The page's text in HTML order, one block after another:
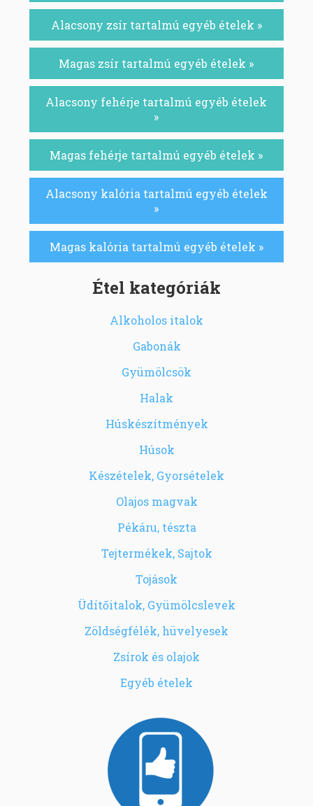
Alacsony zsír tartalmú egyéb ételek »
Magas zsír tartalmú egyéb ételek »
Alacsony fehérje tartalmú egyéb ételek
»
Magas fehérje tartalmú egyéb ételek »
Alacsony kalória tartalmú egyéb ételek
»
Magas kalória tartalmú egyéb ételek »
Étel kategóriák
Alkoholos italok
Gabonák
Gyümölcsök
Halak
Húskészítmények
Húsok
Készételek, Gyorsételek
Olajos magvak
Pékáru, tészta
Tejtermékek, Sajtok
Tojások
Üdítőitalok, Gyümölcslevek
Zöldségfélék, hüvelyesek
Zsírok és olajok
Egyéb ételek